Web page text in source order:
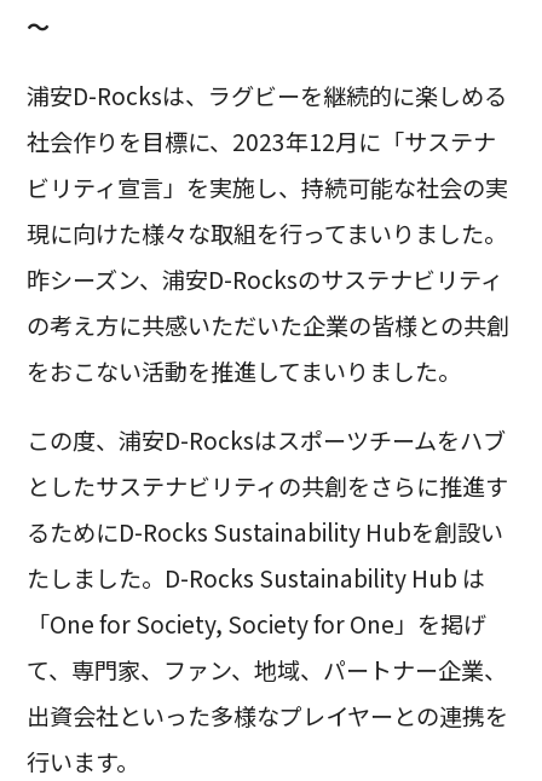
～
浦安D-Rocksは、ラグビーを継続的に楽しめる
社会作りを目標に、2023年12月に「サステナ
ビリティ宣言」を実施し、持続可能な社会の実
現に向けた様々な取組を行ってまいりました。
昨シーズン、浦安D-Rocksのサステナビリティ
の考え方に共感いただいた企業の皆様との共創
をおこない活動を推進してまいりました。
この度、浦安D-Rocksはスポーツチームをハブ
としたサステナビリティの共創をさらに推進す
るためにD-Rocks Sustainability Hubを創設い
たしました。D-Rocks Sustainability Hub は
「One for Society, Society for One」を掲げ
て、専門家、ファン、地域、パートナー企業、
出資会社といった多様なプレイヤーとの連携を
行います。